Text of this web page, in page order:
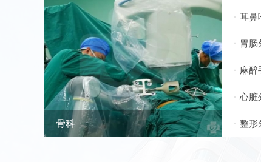
骨科
耳鼻
胃肠
麻醉
心脏
整形